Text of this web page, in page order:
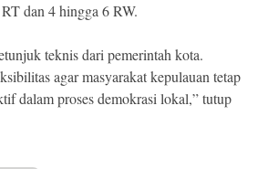
dan 4 hingga 6 RW.
teknis dari pemerintah kota.
agar masyarakat kepulauan tetap
dalam proses demokrasi lokal,” tutup